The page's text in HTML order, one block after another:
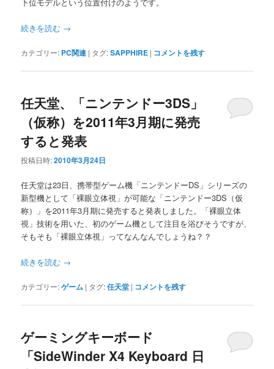
続きを読む →
カテゴリー: PC関連 | タグ:SAPPHIRE | コメントを残す
任天堂、「ニンテンドー3DS」
（仮称）を2011年3月期に発売
すると発表
投稿日時:2010年3月24日
任天堂は23日、携帯型ゲーム機「ニンテンドーDS」シリーズの
新型機として「裸眼立体視」が可能な「ニンテンドー3DS（仮
称）」を2011年3月期に発売すると発表しました。「裸眼立体
視」技術を用いた、初のゲーム機として注目を浴びそうですが、
そもそも「裸眼立体視」ってなんなんでしょうね？？
続きを読む →
カテゴリー:ゲーム | タグ:任天堂 | コメントを残す
ゲーミングキーボード
「SideWinder X4 Keyboard 日